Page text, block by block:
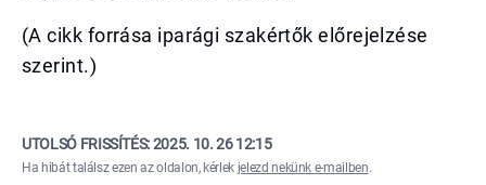
(A cikk forrása iparági szakértők előrejelzése
szerint.)
UTOLSÓ FRISSÍTÉS:2025. 10. 26 12:15
Ha hibát találsz ezen az oldalon, kérlek jelezd nekünk e-mailben.